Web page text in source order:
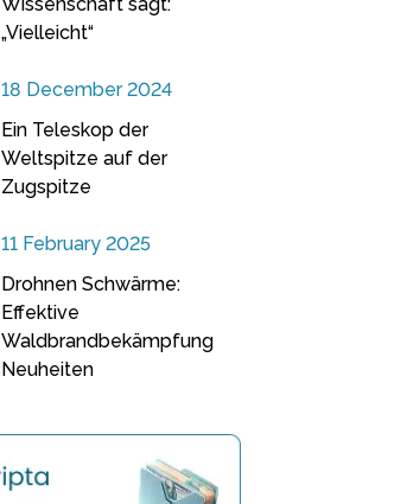
„Vielleicht“
18 December 2024
Ein Teleskop der
Weltspitze auf der
Zugspitze
11 February 2025
Drohnen Schwärme:
Effektive
Waldbrandbekämpfung
Neuheiten